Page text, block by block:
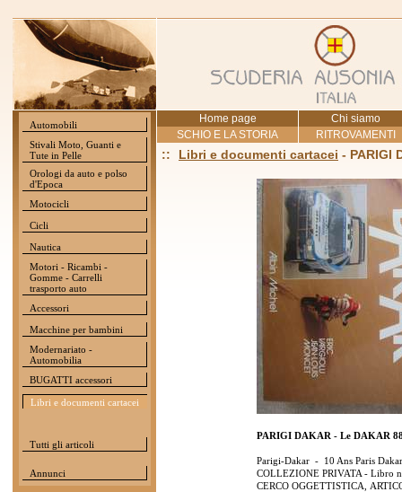
Automobili
Stivali Moto, Guanti e
Tute in Pelle
Orologi da auto e polso
d'Epoca
Motocicli
Cicli
Nautica
Motori - Ricambi -
Gomme - Carrelli
trasporto auto
Accessori
Macchine per bambini
Modernariato -
Automobilia
BUGATTI accessori
Libri e documenti cartacei
Tutti gli articoli
Annunci
Home page
Chi siamo
SCHIO E LA STORIA
RITROVAMENTI
:: Libri e documenti cartacei - PARIGI
PARIGI DAKAR - Le DAKAR
Parigi-Dakar - 10 Ans Paris Dakar
COLLEZIONE PRIVATA - Libro
CERCO OGGETTISTICA,